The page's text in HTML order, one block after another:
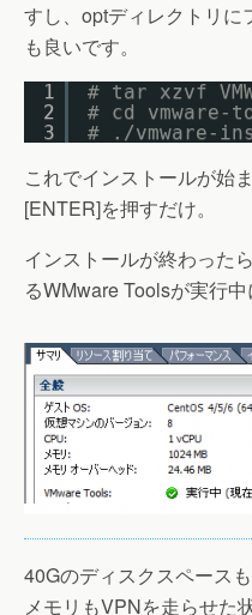
すし、optディレクトリ
も良いです。
1
2
3
# tar xzvf
# cd
# ./vmware-
これでインストールが始
[ENTER]を押すだけ。
インストールが終わった
るWMware Toolsが実行中
40Gのディスクスペース
メモリもVPNを走らせた